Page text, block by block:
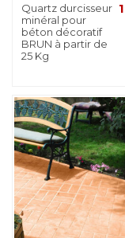
Quartz durcisseur
minéral pour
béton décoratif
BRUN à partir de
25 Kg